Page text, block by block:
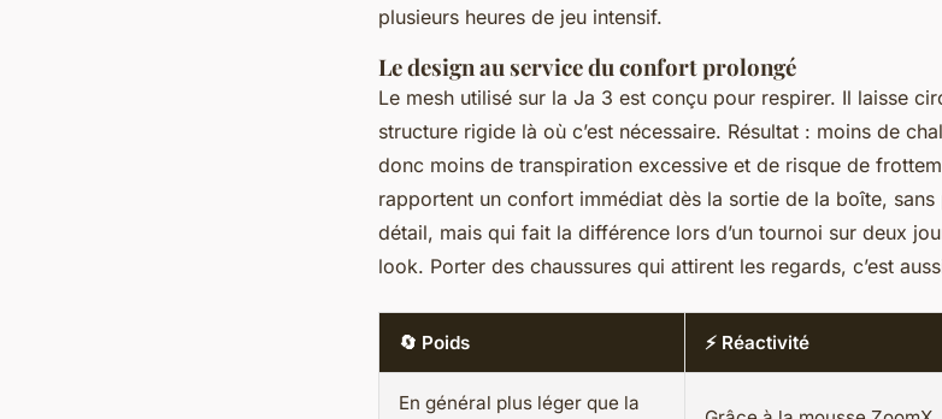
plusieurs heures de jeu intensif.
Le design au service du confort prolongé
Le mesh utilisé sur la Ja 3 est conçu pour respirer. Il laisse
structure rigide là où c’est nécessaire. Résultat : moins de
donc moins de transpiration excessive et de risque de
rapportent un confort immédiat dès la sortie de la boîte, sans
détail, mais qui fait la différence lors d’un tournoi sur deux
look. Porter des chaussures qui attirent les regards, c’est
🔄 Poids ⚡ Réactivité
En général plus léger que la